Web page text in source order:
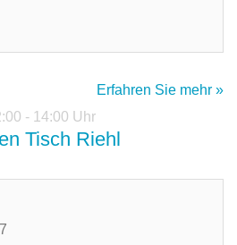
Erfahren Sie mehr »
- 14:00 Uhr
Tisch Riehl